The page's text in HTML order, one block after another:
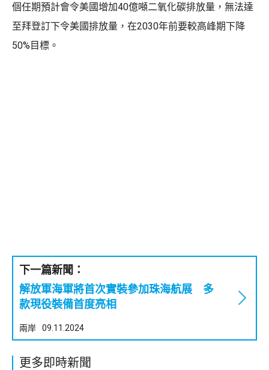
個任期預計會令美國增加40億噸二氧化碳排放量，無法達
至拜登訂下令美國排放量，在2030年前要較高峰期下降
50%目標。
下一篇新聞：
解放軍海軍將首次實裝參加珠海航展 多
款現役裝備首度亮相
兩岸 09.11.2024
更多即時新聞